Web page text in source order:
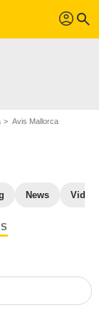
profil search
Avis Mallorca
News